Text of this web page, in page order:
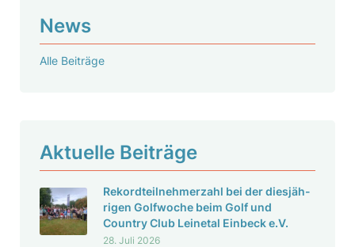
News
Alle Beiträge
Aktu­elle Beiträge
Rekord­teil­neh­mer­zahl bei der dies­jäh­
rigen Golf­woche beim Golf und
Country Club Leinetal Einbeck e.V.
28. Juli 2026